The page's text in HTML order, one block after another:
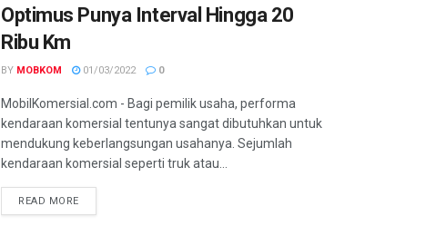
Optimus Punya Interval Hingga 20
Ribu Km
BY MOBKOM 01/03/2022 0
MobilKomersial.com - Bagi pemilik usaha, performa
kendaraan komersial tentunya sangat dibutuhkan untuk
mendukung keberlangsungan usahanya. Sejumlah
kendaraan komersial seperti truk atau...
READ MORE